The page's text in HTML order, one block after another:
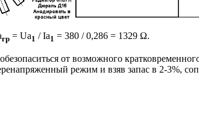
гр = Ua1 / Ia1 = 380 / 0,286 = 1329 Ω.
от возможного
режим и взяв запас в 2-3%,